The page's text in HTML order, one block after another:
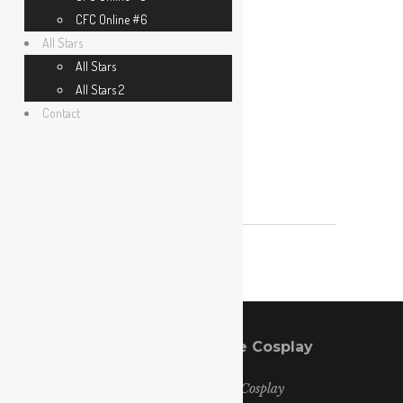
Website
Coupe de France de Cosplay
Copyright @ France Cosplay
CFC Online #6
All Stars
All Stars
All Stars 2
Contact